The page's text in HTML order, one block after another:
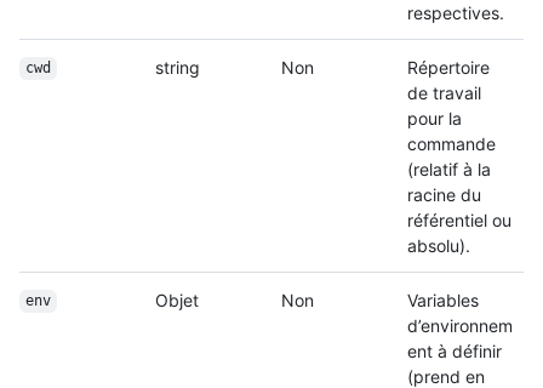
respectives.
cwd string Non
Répertoire
de travail
pour la
commande
(relatif à la
racine du
référentiel ou
absolu).
env Objet Non
Variables
d’environnem
ent à définir
(prend en